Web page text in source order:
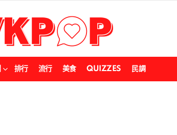
排行 流行 美食 QUIZZES 民調